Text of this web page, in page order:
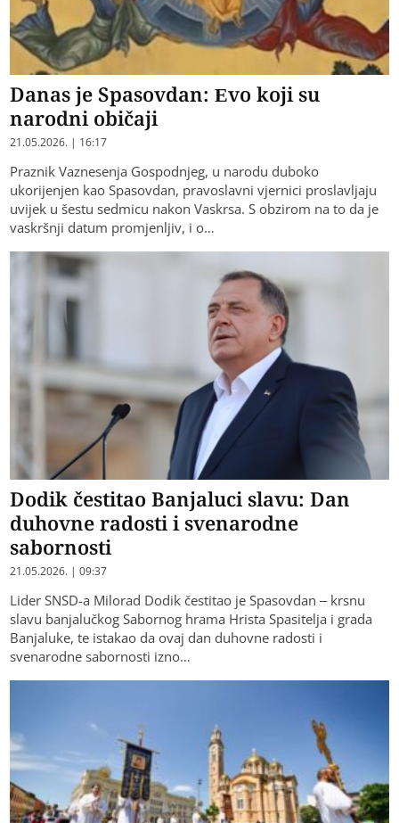
Danas je Spasovdan: Evo koji su
narodni običaji
21.05.2026. | 16:17
Praznik Vaznesenja Gospodnjeg, u narodu duboko
ukorijenjen kao Spasovdan, pravoslavni vjernici proslavljaju
uvijek u šestu sedmicu nakon Vaskrsa. S obzirom na to da je
vaskršnji datum promjenljiv, i o…
Dodik čestitao Banjaluci slavu: Dan
duhovne radosti i svenarodne
sabornosti
21.05.2026. | 09:37
Lider SNSD-a Milorad Dodik čestitao je Spasovdan – krsnu
slavu banjalučkog Sabornog hrama Hrista Spasitelja i grada
Banjaluke, te istakao da ovaj dan duhovne radosti i
svenarodne sabornosti izno…